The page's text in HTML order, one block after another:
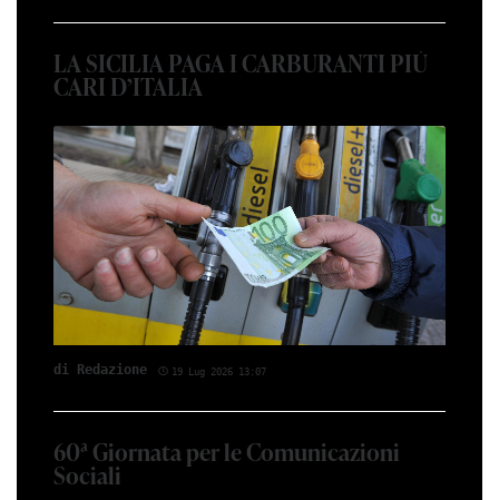
LA SICILIA PAGA I CARBURANTI PIÙ
CARI D’ITALIA
di Red­azio­ne 19 Lug 2026 13:07
60ª Giornata per le Comunicazioni
Sociali